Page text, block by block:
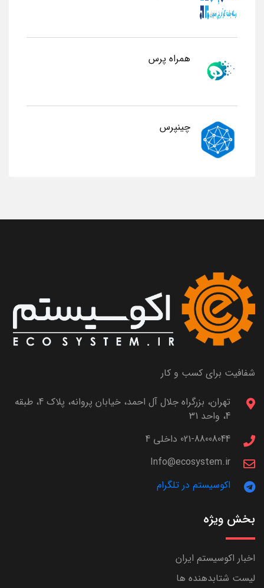
همراه پرس
چینپرس
شفافیت برای کسب و کار
تهران، بزرگراه جلال آل احمد، خیابان پروانه، پلاک 4، طبقه
4، واحد 31
021-88008044 داخلی 4
Info@ecosystem.ir
اکوسیستم در تلگرام
بخش ویژه
اخبار اکوسیستم ایران
لیست شتابدهنده ها